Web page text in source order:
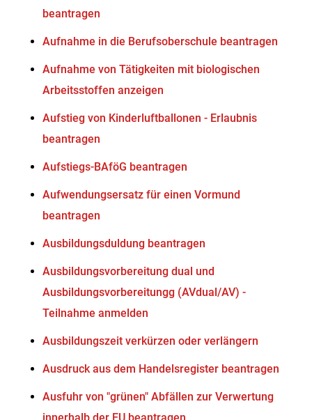
beantragen
Aufnahme in die Berufsoberschule beantragen
Aufnahme von Tätigkeiten mit biologischen
Arbeitsstoffen anzeigen
Aufstieg von Kinderluftballonen - Erlaubnis
beantragen
Aufstiegs-BAföG beantragen
Aufwendungsersatz für einen Vormund
beantragen
Ausbildungsduldung beantragen
Ausbildungsvorbereitung dual und
Ausbildungsvorbereitungg (AVdual/AV) -
Teilnahme anmelden
Ausbildungszeit verkürzen oder verlängern
Ausdruck aus dem Handelsregister beantragen
Ausfuhr von "grünen" Abfällen zur Verwertung